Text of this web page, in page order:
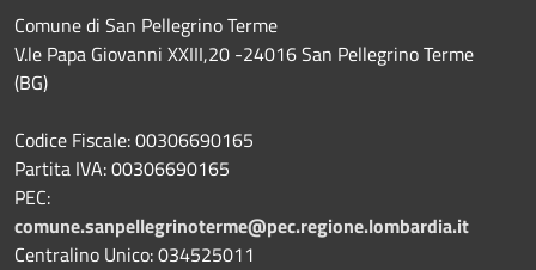
Comune di San Pellegrino Terme
V.le Papa Giovanni XXIII,20 -24016 San Pellegrino Terme
(BG)
Codice Fiscale: 00306690165
Partita IVA: 00306690165
PEC:
comune.sanpellegrinoterme@pec.regione.lombardia.it
Centralino Unico: 034525011